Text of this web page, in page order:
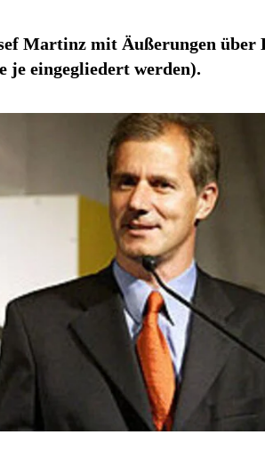
Martinz mit Äußerungen
je eingegliedert werden).